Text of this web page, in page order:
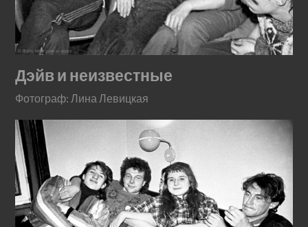
Дэйв и неизвестные
Фотограф: Лина Левицкая